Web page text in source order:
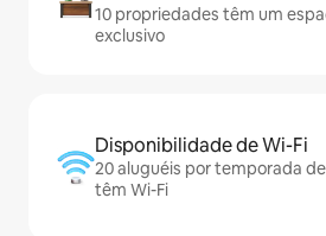
10 propriedades têm um
exclusivo
Disponibilidade de Wi-Fi
20 aluguéis por temporada
têm Wi-Fi